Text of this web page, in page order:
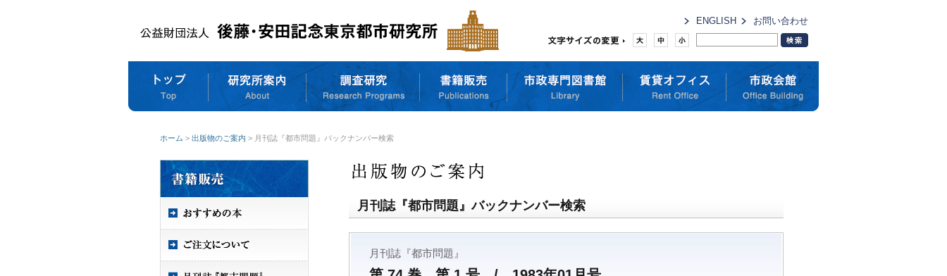
ENGLISH お問い合わせ
ホーム > 出版物のご案内 > 月刊誌『都市問題』バックナンバー検索
月刊誌『都市問題』バックナンバー検索
月刊誌『都市問題』